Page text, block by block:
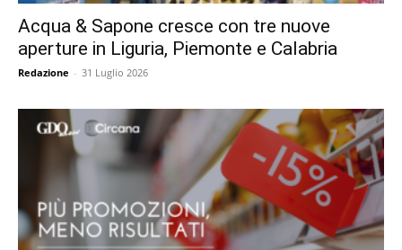
Acqua & Sapone cresce con tre nuove
aperture in Liguria, Piemonte e Calabria
Redazione - 31 Luglio 2026